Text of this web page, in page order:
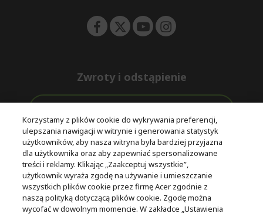
Zwroty i odstąpienie
Darmowa
ekspresowa
dostawa
Wsparcie
przed i po
zakupie
Bezpieczne
płatności
© 2025 Acer Inc.
Firma CPYou BV jest autoryzowanym sprzedawcą produktów i
usług oferowanych w tym sklepie.
Korzystamy z plików cookie do wykrywania preferencji,
ulepszania nawigacji w witrynie i generowania statystyk
użytkowników, aby nasza witryna była bardziej przyjazna
dla użytkownika oraz aby zapewniać spersonalizowane
treści i reklamy. Klikając „Zaakceptuj wszystkie”,
użytkownik wyraża zgodę na używanie i umieszczanie
wszystkich plików cookie przez firmę Acer zgodnie z
naszą polityką dotyczącą plików cookie. Zgodę można
wycofać w dowolnym momencie. W zakładce „Ustawienia